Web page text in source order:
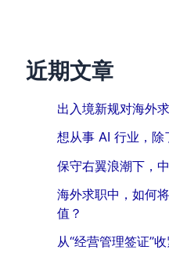
近期文章
出入境新规对海外
想从事 AI 行业，除
保守右翼浪潮下，
海外求职中，如何
值？
从“经营管理签证”